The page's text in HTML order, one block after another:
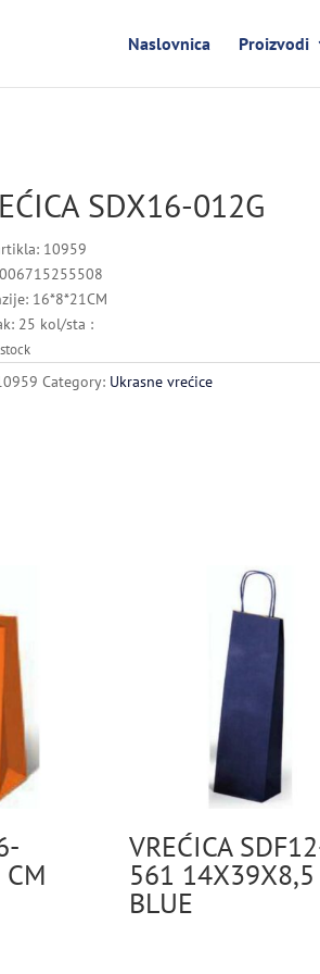
Naslovnica Proizvodi
SDX16-012G
10959
16*8*21CM
25 kol/sta :
Category: Ukrasne vrećice
VREĆICA
561 14X39X8,5
BLUE